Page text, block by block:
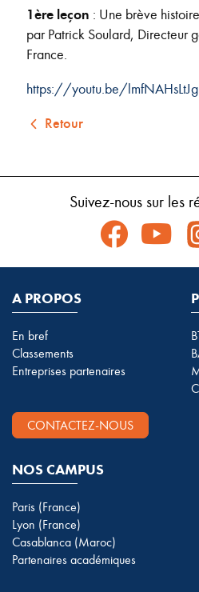
1ère leçon : Une brève
par Patrick Soulard, Directeur
France.
https://youtu.be/lmfNAHsLtJg
Retour
Suivez-nous sur les
A PROPOS
En bref
Classements
Entreprises partenaires
CONTACTEZ-NOUS
NOS CAMPUS
Paris (France)
Lyon (France)
Casablanca (Maroc)
Partenaires académiques